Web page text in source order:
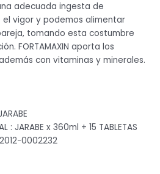
adecuada ingesta de
vigor y podemos alimentar
tomando esta costumbre
FORTAMAXIN aporta los
con vitaminas y minerales.
: JARABE x 360ml + 15 TABLETAS
0002232